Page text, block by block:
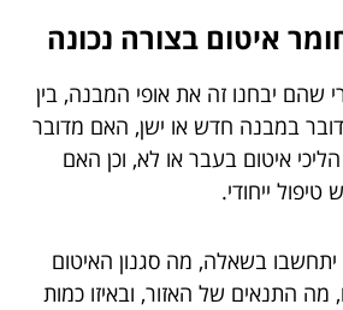
איטום בצורה נכונה
שהם יבחנו זה את אופי המבנה, בין
במבנה חדש או ישן, האם מדובר
איטום בעבר או לא, וכן האם
ייחודי.
בשאלה, מה סגנון האיטום
התנאים של האזור, ובאיזו כמות